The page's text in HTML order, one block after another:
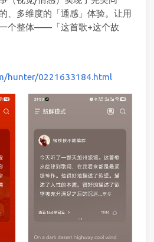
、多维度的「通感」体验。让用
个整体——「这首歌+这个故
hunter/0221633184.html